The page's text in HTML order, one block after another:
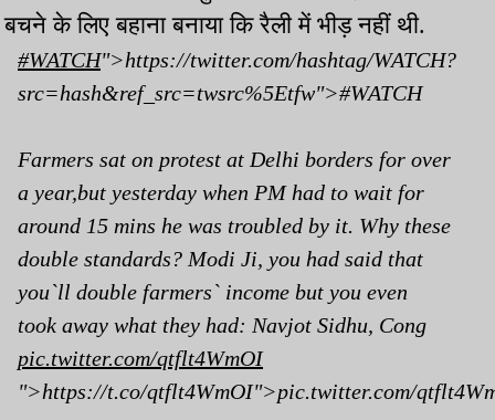
बचने के लिए बहाना बनाया कि रैली में भीड़ नहीं थी.
#WATCH">https://twitter.com/hashtag/WATCH?
src=hash&ref_src=twsrc%5Etfw">#WATCH
Farmers sat on protest at Delhi borders for over
a year,but yesterday when PM had to wait for
around 15 mins he was troubled by it. Why these
double standards? Modi Ji, you had said that
you`ll double farmers` income but you even
took away what they had: Navjot Sidhu, Cong
pic.twitter.com/qtflt4WmOI
">https://t.co/qtflt4WmOI">pic.twitter.com/